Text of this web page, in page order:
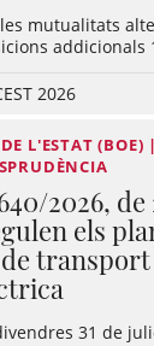
mutualitats
addicionals
2026
L'ESTAT (BOE)
2026,
els
de
31 de